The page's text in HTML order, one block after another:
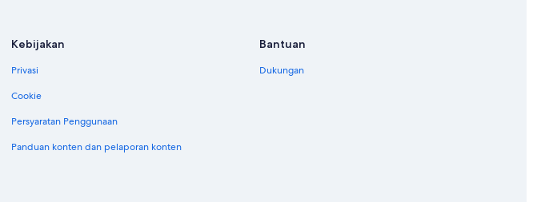
Kebijakan
Privasi
Cookie
Persyaratan Penggunaan
Panduan konten dan pelaporan konten
Bantuan
Dukungan